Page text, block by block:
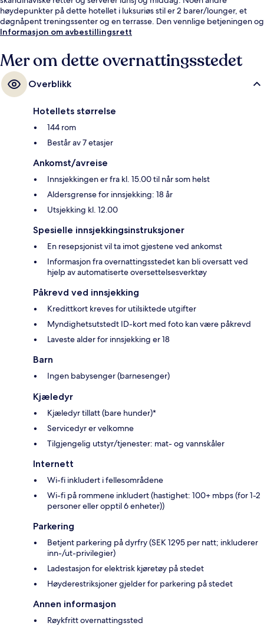
høydepunkter på dette hotellet i luksuriøs stil er 2 barer/lounger, et
døgnåpent treningssenter og en terrasse. Den vennlige betjeningen og
beliggenheten får mye skryt fra andre reisende. Du kan gå til
og 8 minutter å gå til Kungsträdgården t-banestasjon.
Informasjon om avbestillingsrett
Mer om dette overnattingsstedet
Overblikk
Hotellets størrelse
144 rom
Består av 7 etasjer
Ankomst/avreise
Innsjekkingen er fra kl. 15.00 til når som helst
Aldersgrense for innsjekking: 18 år
Utsjekking kl. 12.00
Spesielle innsjekkingsinstruksjoner
En resepsjonist vil ta imot gjestene ved ankomst
Informasjon fra overnattingsstedet kan bli oversatt ved
hjelp av automatiserte oversettelsesverktøy
Påkrevd ved innsjekking
Kredittkort kreves for utilsiktede utgifter
Myndighetsutstedt ID-kort med foto kan være påkrevd
Laveste alder for innsjekking er 18
Barn
Ingen babysenger (barnesenger)
Kjæledyr
Kjæledyr tillatt (bare hunder)*
Servicedyr er velkomne
Tilgjengelig utstyr/tjenester: mat- og vannskåler
Internett
Wi-fi inkludert i fellesområdene
Wi-fi på rommene inkludert (hastighet: 100+ mbps (for 1-2
personer eller opptil 6 enheter))
Parkering
Betjent parkering på dyrfry (SEK 1295 per natt; inkluderer
inn-/ut-privilegier)
Ladestasjon for elektrisk kjøretøy på stedet
Høyderestriksjoner gjelder for parkering på stedet
Annen informasjon
Røykfritt overnattingssted